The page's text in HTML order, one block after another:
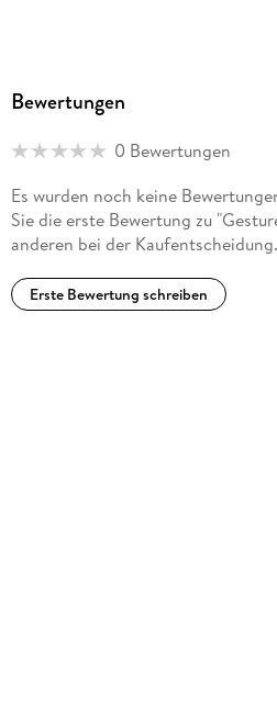
Bewertungen
0 Bewertungen
Es wurden noch keine
Sie die erste Bewertung zu
anderen bei der Kaufentscheidung.
Erste Bewertung schreiben